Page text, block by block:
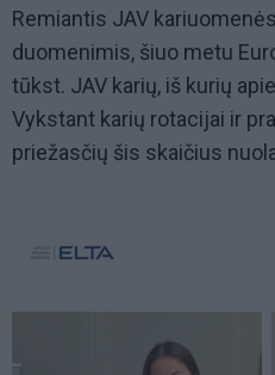
Remiantis JAV
duomenimis, šiuo metu
tūkst. JAV karių, iš kurių
Vykstant karių rotacijai ir
priežasčių šis skaičius